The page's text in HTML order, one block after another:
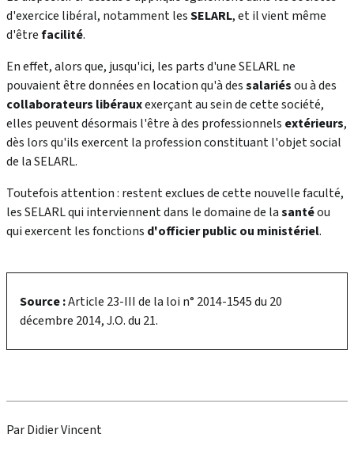
d'exercice libéral, notamment lesSELARL, et il vient même
d'êtrefacilité.
En effet, alors que, jusqu'ici, les parts d'une SELARL ne
pouvaient être données en location qu'à dessalariésou à des
collaborateurs libérauxexerçant au sein de cette société,
elles peuvent désormais l'être à des professionnels extérieurs,
dès lors qu'ils exercent la profession constituant l'objet social
de la SELARL.
Toutefois attention : restent exclues de cette nouvelle faculté,
les SELARL qui interviennent dans le domaine de lasantéou
qui exercent les fonctions d'officier public ou ministériel.
Source :Article 23-III de la loi n° 2014-1545 du 20
décembre 2014, J.O. du 21.
Par Didier Vincent